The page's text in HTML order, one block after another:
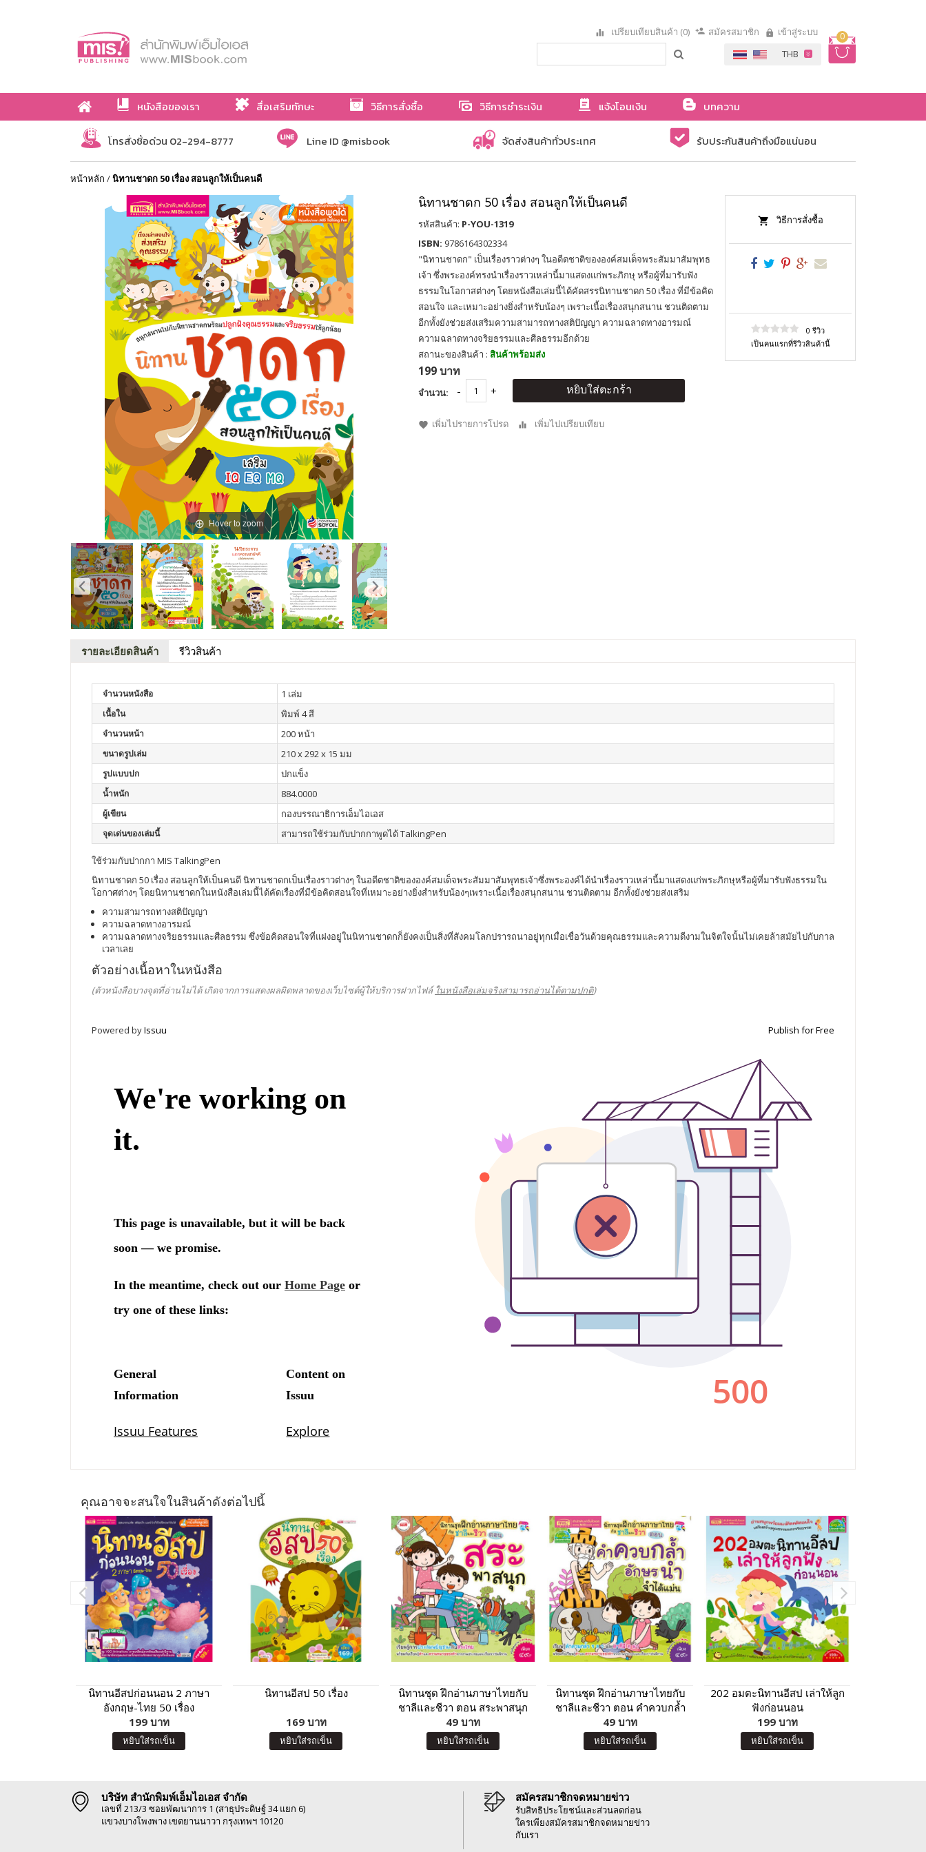
0
เปรียบเทียบสินค้า (0) สมัครสมาชิก เข้าสู่ระบบ
หนังสือของเรา สื่อเสริมทักษะ วิธีการสั่งซื้อ วิธีการชำระเงิน แจ้งโอนเงิน
บทความ
เกี่ยวกับเรา
โทรสั่งซื้อด่วน 02-294-8777 Line ID @misbook จัดส่งสินค้าทั่วประเทศ รับประกันสินค้าถึงมือแน่นอน
หน้าหลัก /นิทานชาดก 50 เรื่อง สอนลูกให้เป็นคนดี
Hover to zoom
นิทานชาดก 50 เรื่อง สอนลูกให้เป็นคนดี
รหัสสินค้า: P-YOU-1319
ISBN: 9786164302334
"นิทานชาดก" เป็นเรื่องราวต่างๆ ในอดีตชาติขององค์สมเด็จพระสัมมาสัมพุทธ
เจ้า ซึ่งพระองค์ทรงนำเรื่องราวเหล่านี้มาแสดงแก่พระภิกษุ หรือผู้ที่มารับฟัง
ธรรมในโอกาสต่างๆ โดยหนังสือเล่มนี้ได้คัดสรรนิทานชาดก 50 เรื่อง ที่มีข้อคิด
สอนใจ และเหมาะอย่างยิ่งสำหรับน้องๆ เพราะเนื้อเรื่องสนุกสนาน ชวนติดตาม
อีกทั้งยังช่วยส่งเสริมความสามารถทางสติปัญญา ความฉลาดทางอารมณ์
ความฉลาดทางจริยธรรมและศีลธรรมอีกด้วย
สถานะของสินค้า : สินค้าพร้อมส่ง
199 บาท
จำนวน: หยิบใส่ตะกร้า
เพิ่มไปรายการโปรด เพิ่มไปเปรียบเทียบ
วิธีการสั่งซื้อ
0 รีวิว
เป็นคนแรกที่รีวิวสินค้านี้
รายละเอียดสินค้า รีวิวสินค้า
จำนวนหนังสือ 1 เล่ม
เนื้อใน พิมพ์ 4 สี
จำนวนหน้า 200 หน้า
ขนาดรูปเล่ม 210 x 292 x 15 มม
รูปแบบปก ปกแข็ง
น้ำหนัก 884.0000
ผู้เขียน กองบรรณาธิการเอ็มไอเอส
จุดเด่นของเล่มนี้ สามารถใช้ร่วมกับปากกาพูดได้ TalkingPen
ใช้ร่วมกับปากกา MIS TalkingPen
นิทานชาดก 50 เรื่อง สอนลูกให้เป็นคนดี นิทานชาดกเป็นเรื่องราวต่างๆ ในอดีตชาติขององค์สมเด็จพระสัมมาสัมพุทธเจ้าซึ่งพระองค์ได้นำเรื่องราวเหล่านี้มาแสดงแก่พระภิกษุหรือผู้ที่มารับฟังธรรมใน
โอกาศต่างๆ โดยนิทานชาดกในหนังสือเล่มนี้ได้คัดเรื่องที่มีข้อคิดสอนใจที่เหมาะอย่างยิ่งสำหรับน้องๆเพราะเนื้อเรื่องสนุกสนาน ชวนติดตาม อีกทั้งยังช่วยส่งเสริม
ความสามารถทางสติปัญญา
ความฉลาดทางอารมณ์
ความฉลาดทางจริยธรรมและศีลธรรม ซึ่งข้อคิดสอนใจที่แฝงอยู่ในนิทานชาดกก็ยังคงเป็นสิ่งที่สังคมโลกปรารถนาอยู่ทุกเมื่อเชื่อวันด้วยคุณธรรมและความดีงามในจิตใจนั้นไม่เคยล้าสมัยไปกับกาล
เวลาเลย
ตัวอย่างเนื้อหาในหนังสือ
(ตัวหนังสือบางจุดที่อ่านไม่ได้ เกิดจากการแสดงผลผิดพลาดของเว็บไซต์ผู้ให้บริการฝากไฟล์ ในหนังสือเล่มจริงสามารถอ่านได้ตามปกติ)
Powered byIssuu Publish for Free
คุณอาจจะสนใจในสินค้าดังต่อไปนี้
นิทานอีสปก่อนนอน 2 ภาษา
อังกฤษ-ไทย 50 เรื่อง
199 บาท
หยิบใส่รถเข็น
นิทานอีสป 50 เรื่อง
169 บาท
หยิบใส่รถเข็น
นิทานชุด ฝึกอ่านภาษาไทยกับ
ชาลีและชีวา ตอน สระพาสนุก
49 บาท
หยิบใส่รถเข็น
นิทานชุด ฝึกอ่านภาษาไทยกับ
ชาลีและชีวา ตอน คำควบกล้ำ
อักษรนำ จำได้แม่น
49 บาท
หยิบใส่รถเข็น
202 อมตะนิทานอีสป เล่าให้ลูก
ฟังก่อนนอน
199 บาท
หยิบใส่รถเข็น
บริษัท สำนักพิมพ์เอ็มไอเอส จำกัด
เลขที่ 213/3 ซอยพัฒนาการ 1 (สาธุประดิษฐ์ 34 แยก 6)
แขวงบางโพงพาง เขตยานนาวา กรุงเทพฯ 10120
สมัครสมาชิกจดหมายข่าว
รับสิทธิประโยชน์และส่วนลดก่อน
ใครเพียงสมัครสมาชิกจดหมายข่าว
กับเรา